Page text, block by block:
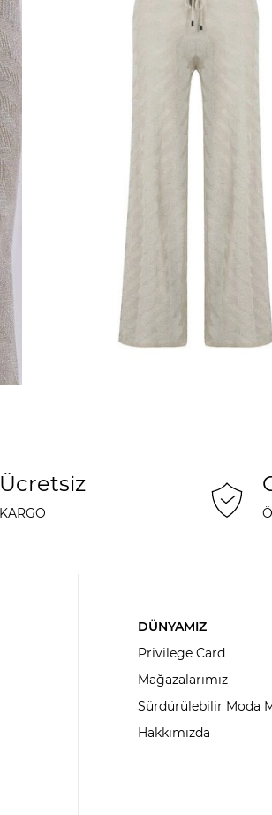
Ücretsiz
KARGO
DÜNYAMIZ
Privilege Card
Mağazalarımız
Sürdürülebilir Moda
Hakkımızda